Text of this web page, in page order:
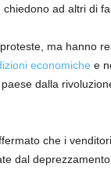
ad altri di
ma hanno
economiche e
dalla
che i
dal